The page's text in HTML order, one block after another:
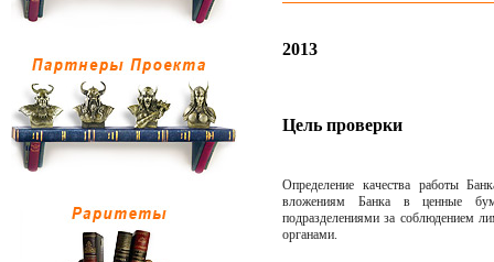
2013
Цель проверки
Определение качества работы
вложениям Банка в ценные
подразделениями за соблюдением
органами.